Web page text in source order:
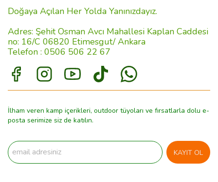
Doğaya Açılan Her Yolda Yanınızdayız.
Adres: Şehit Osman Avcı Mahallesi Kaplan Caddesi
no: 16/C 06820 Etimesgut/ Ankara
Telefon : 0506 506 22 67
İlham veren kamp içerikleri, outdoor tüyoları ve fırsatlarla dolu e-
posta serimize siz de katılın.
KAYIT OL